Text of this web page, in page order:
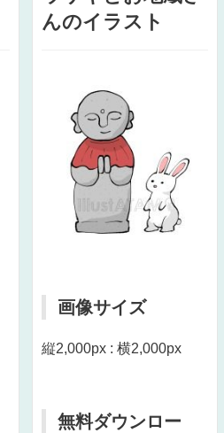
んのイラスト
画像サイズ
縦2,000px : 横2,000px
無料ダウンロー